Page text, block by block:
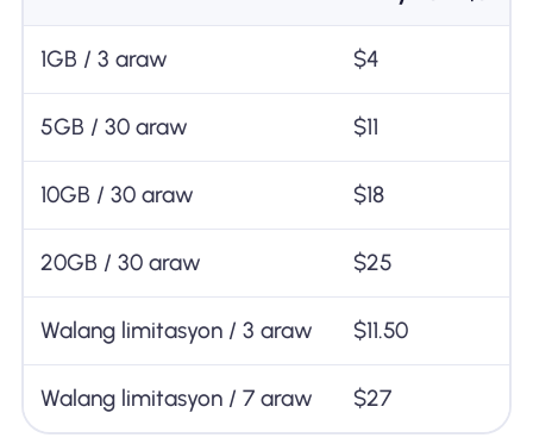
1GB / 3 araw $4
5GB / 30 araw $11
10GB / 30 araw $18
20GB / 30 araw $25
Walang limitasyon / 3 araw $11.50
Walang limitasyon / 7 araw $27